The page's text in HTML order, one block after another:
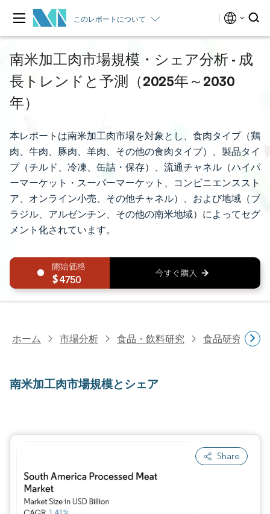
このレポートについて
南米加工肉市場規模・シェア分析 - 成
長トレンドと予測（2025年～2030
年）
本レポートは南米加工肉市場を対象とし、食肉タイプ（鶏
肉、牛肉、豚肉、羊肉、その他の食肉タイプ）、製品タイ
プ（チルド、冷凍、缶詰・保存）、流通チャネル（ハイパ
ーマーケット・スーパーマーケット、コンビニエンススト
ア、オンライン小売、その他チャネル）、および地域（ブ
ラジル、アルゼンチン、その他の南米地域）によってセグ
メント化されています。
4750
ホーム 市場分析 食品・飲料研究 食品研究
南米加工肉市場規模とシェア
Share